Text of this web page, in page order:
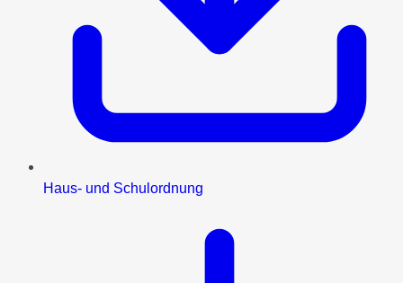
Haus- und Schulordnung